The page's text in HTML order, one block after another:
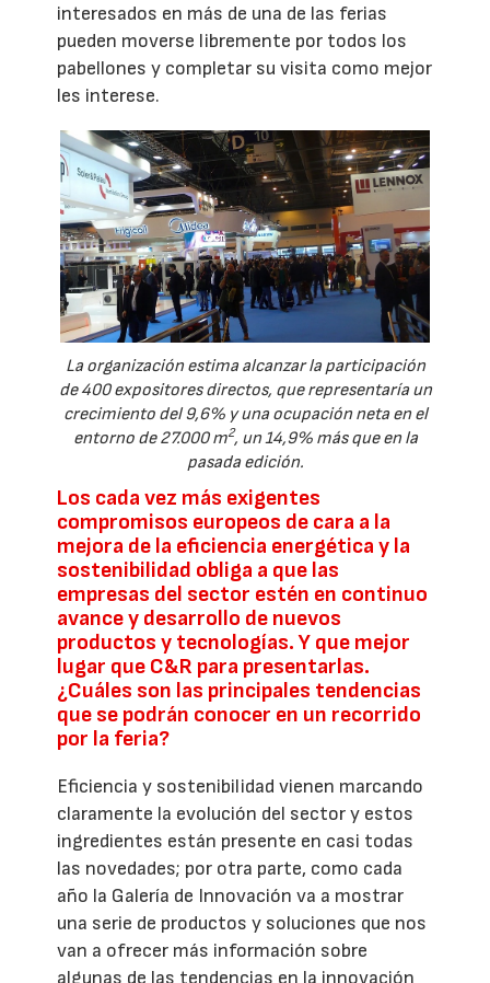
interesados en más de una de las ferias
pueden moverse libremente por todos los
pabellones y completar su visita como mejor
les interese.
La organización estima alcanzar la participación
de 400 expositores directos, que representaría un
crecimiento del 9,6% y una ocupación neta en el
entorno de 27.000 m2, un 14,9% más que en la
pasada edición.
Los cada vez más exigentes
compromisos europeos de cara a la
mejora de la eficiencia energética y la
sostenibilidad obliga a que las
empresas del sector estén en continuo
avance y desarrollo de nuevos
productos y tecnologías. Y que mejor
lugar que C&R para presentarlas.
¿Cuáles son las principales tendencias
que se podrán conocer en un recorrido
por la feria?
Eficiencia y sostenibilidad vienen marcando
claramente la evolución del sector y estos
ingredientes están presente en casi todas
las novedades; por otra parte, como cada
año la Galería de Innovación va a mostrar
una serie de productos y soluciones que nos
van a ofrecer más información sobre